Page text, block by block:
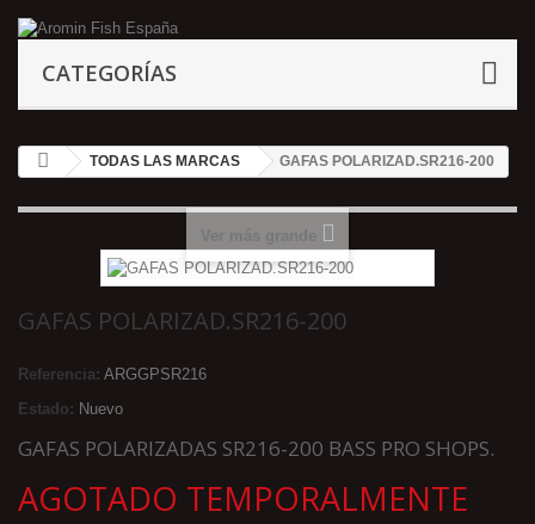
CATEGORÍAS
TODAS LAS MARCAS GAFAS POLARIZAD.SR216-200
GAFAS POLARIZAD.SR216-200
Referencia: ARGGPSR216
Estado: Nuevo
GAFAS POLARIZADAS SR216-200 BASS PRO SHOPS.
AGOTADO TEMPORALMENTE